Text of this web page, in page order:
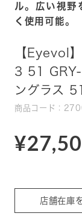
ル。広い視野
く使用可能。
【Eyevol
3 51 GRY-
ングラス
商品コード：
店舗在庫